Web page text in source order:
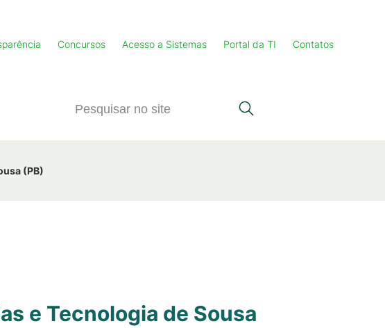
Concursos Acesso a Sistemas Portal da TI Contatos
(PB)
e Tecnologia de Sousa